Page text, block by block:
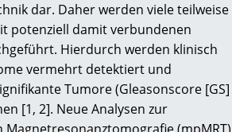
dar. Daher werden viele teilweise
potenziell damit verbundenen
Hierdurch werden klinisch
vermehrt detektiert und
Tumore (Gleasonscore [GS]
[1, 2]. Neue Analysen zur